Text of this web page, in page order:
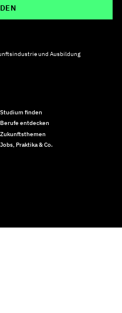
und Ausbildung
Studium finden
Berufe entdecken
Zukunftsthemen
Jobs, Praktika & Co.